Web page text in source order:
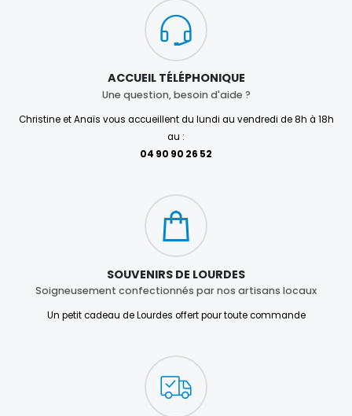
ACCUEIL TÉLÉPHONIQUE
Une question, besoin d'aide ?
Christine et Anaïs vous accueillent du lundi au vendredi de 8h à 18h
au :
04 90 90 26 52
SOUVENIRS DE LOURDES
Soigneusement confectionnés par nos artisans locaux
Un petit cadeau de Lourdes offert pour toute commande